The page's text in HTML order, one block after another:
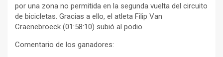
por una zona no permitida en la segunda vuelta del circuito
de bicicletas. Gracias a ello, el atleta Filip Van
Craenebroeck (01:58:10) subió al podio.
Comentario de los ganadores: